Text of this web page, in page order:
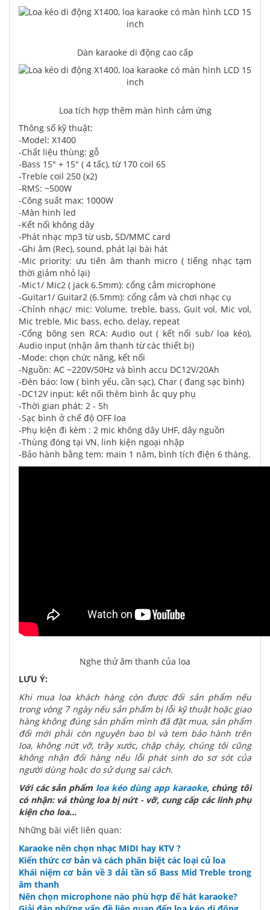
Dàn karaoke di động cao cấp
Loa tích hợp thêm màn hình cảm ứng
Thông số kỹ thuật:
-Model: X1400
-Chất liệu thùng: gỗ
-Bass 15" + 15" ( 4 tấc), từ 170 coil 65
-Treble coil 250 (x2)
-RMS: ~500W
-Công suất max: 1000W
-Màn hinh led
-Kết nối không dây
-Phát nhạc mp3 từ usb, SD/MMC card
-Ghi âm (Rec), sound, phát lại bài hát
-Mic priority: ưu tiên âm thanh micro ( tiếng nhạc tạm
thời giảm nhỏ lại)
-Mic1/ Mic2 ( jack 6.5mm): cổng cắm microphone
-Guitar1/ Guitar2 (6.5mm): cổng cắm và chơi nhạc cụ
-Chỉnh nhạc/ mic: Volume, treble, bass, Guit vol, Mic vol,
Mic treble, Mic bass, echo, delay, repeat
-Cổng bông sen RCA: Audio out ( kết nối sub/ loa kéo),
Audio input (nhận âm thanh từ các thiết bị)
-Mode: chọn chức năng, kết nối
-Nguồn: AC ~220V/50Hz và bình accu DC12V/20Ah
-Đèn báo: low ( bình yếu, cần sạc), Char ( đang sạc bình)
-DC12V input: kết nối thêm bình ắc quy phụ
-Thời gian phát: 2 - 5h
-Sạc bình ở chế độ OFF loa
-Phụ kiện đi kèm : 2 mic không dây UHF, dây nguồn
-Thùng đóng tại VN, linh kiện ngoại nhập
-Bảo hành bằng tem: main 1 năm, bình tích điện 6 tháng.
Nghe thử âm thanh của loa
LƯU Ý:
Khi mua loa khách hàng còn được đổi sản phẩm nếu
trong vòng 7 ngày nếu sản phẩm bị lỗi kỹ thuật hoặc giao
hàng không đúng sản phẩm mình đã đặt mua, sản phẩm
đổi mới phải còn nguyên bao bì và tem bảo hành trên
loa, không nứt vỡ, trầy xước, chập cháy, chúng tôi cũng
không nhận đổi hàng nếu lỗi phát sinh do sơ sót của
người dùng hoặc do sử dụng sai cách.
Với các sản phẩm loa kéo dùng app karaoke, chúng tôi
có nhận: vá thùng loa bị nứt - vỡ, cung cấp các linh phụ
kiện cho loa...
Những bài viết liên quan:
Karaoke nên chọn nhạc MIDI hay KTV ?
Kiến thức cơ bản và cách phân biệt các loại củ loa
Khái niệm cơ bản về 3 dải tần số Bass Mid Treble trong
âm thanh
Nên chọn microphone nào phù hợp để hát karaoke?